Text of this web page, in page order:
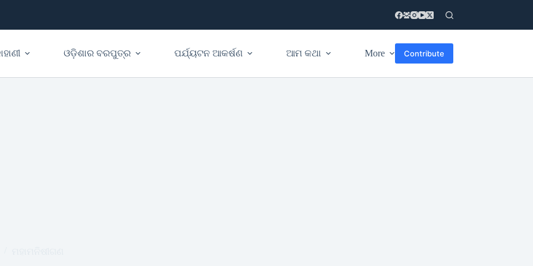
ଓଡ଼ିଶାର ବରପୁତ୍ର ପର୍ଯ୍ୟଟନ ଆକର୍ଷଣ ଆମ କଥା More Contribute